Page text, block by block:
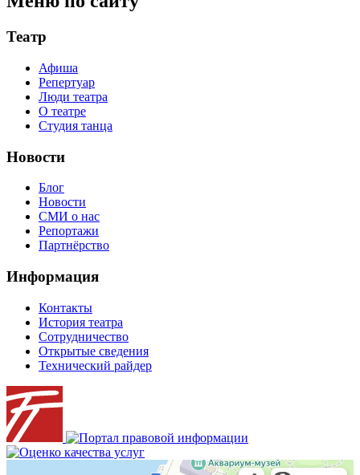
Театр
Афиша
Репертуар
Люди театра
О театре
Студия танца
Новости
Блог
Новости
СМИ о нас
Репортажи
Партнёрство
Информация
Контакты
История театра
Сотрудничество
Открытые сведения
Технический райдер